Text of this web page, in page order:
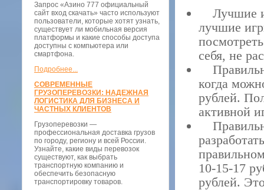
Запрос «Азино 777 официальный
сайт вход скачать» часто используют
пользователи, которые хотят узнать,
существует ли мобильная версия
платформы и какие способы доступа
доступны с компьютера или
смартфона.
Подробнее...
СОВРЕМЕННЫЕ
ГРУЗОПЕРЕВОЗКИ: НАДЕЖНАЯ
ЛОГИСТИКА ДЛЯ БИЗНЕСА И
ЧАСТНЫХ КЛИЕНТОВ
Грузоперевозки —
профессиональная доставка грузов
по городу, региону и всей России.
Узнайте, какие виды перевозок
существуют, как выбрать
транспортную компанию и
обеспечить безопасную
транспортировку товаров.
Лучшие
лучшие
себя, не
когда
рублей.
активной
10-15-17
рублей.